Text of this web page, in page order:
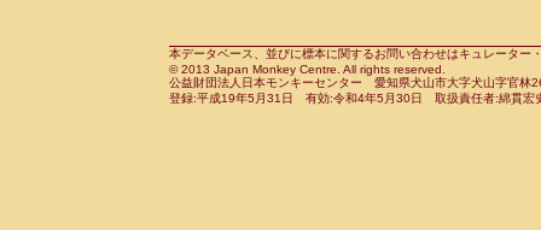
CercopithecidaePapio anubis(0)
CercopithecidaePapio cynocephalus
CercopithecidaePapio hamadryas(0)
CebidaeSaguinus leucopus(0)
CebidaeSaguinus midas(0)
Cebidae Saguinus mystax(0)
本データベース、並びに標本に関するお問い合わせはキュレータ
© 2013 Japan Monkey Centre. All rights reserved.
公益財団法人日本モンキーセンター 愛知県犬山市大字犬山字官
登録:平成19年5月31日 有効:令和4年5月30日 取扱責任者:綿貫宏